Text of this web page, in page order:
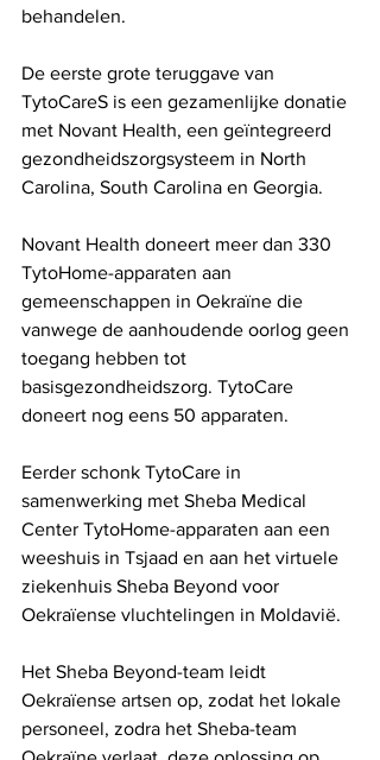
behandelen.
De eerste grote teruggave van
TytoCareS is een gezamenlijke donatie
met Novant Health, een geïntegreerd
gezondheidszorgsysteem in North
Carolina, South Carolina en Georgia.
Novant Health doneert meer dan 330
TytoHome-apparaten aan
gemeenschappen in Oekraïne die
vanwege de aanhoudende oorlog geen
toegang hebben tot
basisgezondheidszorg. TytoCare
doneert nog eens 50 apparaten.
Eerder schonk TytoCare in
samenwerking met Sheba Medical
Center TytoHome-apparaten aan een
weeshuis in Tsjaad en aan het virtuele
ziekenhuis Sheba Beyond voor
Oekraïense vluchtelingen in Moldavië.
Het Sheba Beyond-team leidt
Oekraïense artsen op, zodat het lokale
personeel, zodra het Sheba-team